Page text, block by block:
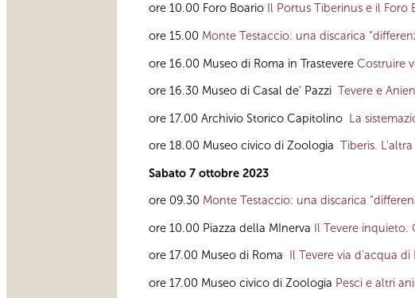
ore 10.00 Foro Boario Il Portus Tiberinus e il
ore 15.00 Monte Testaccio: una discarica
ore 16.00 Museo di Roma in Trastevere Costruire
ore 16.30 Museo di Casal de’ Pazzi Tevere e
ore 17.00 Archivio Storico Capitolino La
ore 18.00 Museo civico di Zoologia Tiberis.
Sabato 7 ottobre 2023
ore 09.30 Monte Testaccio: una discarica
ore 10.00 Piazza della MInerva Il Tevere inquieto.
ore 17.00 Museo di Roma
Il Tevere via d'acqua di
ore 17.00 Museo civico di Zoologia Pesci e altri